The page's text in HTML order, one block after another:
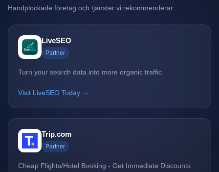
Handplockade företag och tjänster vi rekommenderar.
LiveSEO
Partner
Turn your search data into more organic traffic
Visit LiveSEO Today →
Trip.com
Partner
Cheap Flights/Hotel Booking - Get Immediate Discounts